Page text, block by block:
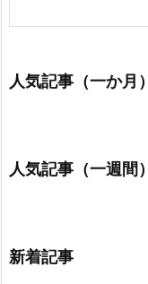
人気記事（一か月）
人気記事（一週間）
新着記事